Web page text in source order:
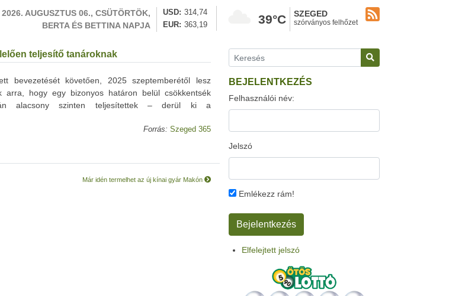
2026. AUGUSZTUS 06., CSÜTÖRTÖK,
BERTA ÉS BETTINA NAPJA
USD
314,74
EUR
363,19 39°C SZEGED
szórványos felhőzet
teljesítő tanároknak
bevezetését követően, 2025 szeptemberétől lesz
arra, hogy egy bizonyos határon belül csökkentsék
alacsony szinten teljesítettek – derül ki a
Forrás: Szeged 365
Már idén termelhet az új kínai gyár Makón
BEJELENTKEZÉS
Felhasználói név:
Jelszó
Emlékezz rám!
Elfelejtett jelszó